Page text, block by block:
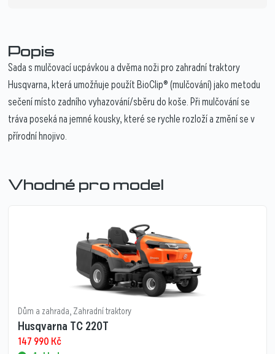
Popis
Sada s mulčovací ucpávkou a dvěma noži pro zahradní traktory
Husqvarna, která umožňuje použít BioClip® (mulčování) jako metodu
sečení místo zadního vyhazování/sběru do koše. Při mulčování se
tráva poseká na jemné kousky, které se rychle rozloží a změní se v
přírodní hnojivo.
Vhodné pro model
Dům a zahrada, Zahradní traktory
Husqvarna TC 220T
147 990 Kč